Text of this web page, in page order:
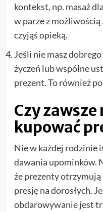
kontekst, np. masaż
w parze z
czyjąś opieką.
Jeśli nie masz
życzeń lub wspólne
prezent. To również
Czy zawsze
kupować
Nie w każdej rodzinie
dawania upominków.
że prezenty
presję na dorosłych.
obdarowywanie jest